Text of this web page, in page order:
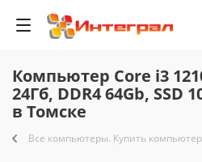
Компьютер Core i3
24Гб, DDR4 64Gb, SSD
в Томске
Все компьютеры. Купить